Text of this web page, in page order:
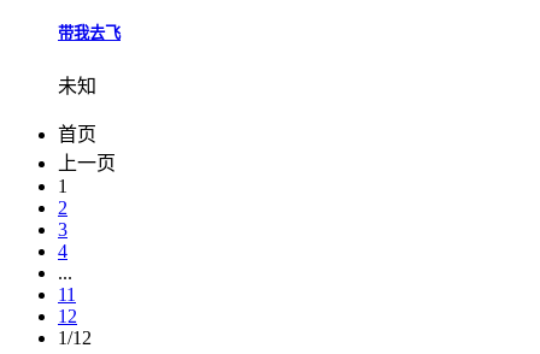
带我去飞
未知
首页
上一页
1
2
3
4
...
11
12
1/12